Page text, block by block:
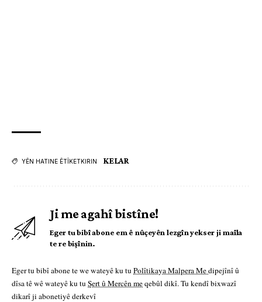
YÊN HATINE ÊTÎKETKIRIN KELAR
Ji me agahî bistîne!
Eger tu bibî abone em ê nûçeyên lezgîn yekser ji maîla
te re bişînin.
Eger tu bibî abone te we wateyê ku tu Polîtikaya Malpera Medipejînî û
dîsa tê wê wateyê ku tu Şert û Mercên meqebûl dikî. Tu kendî bixwazî
dikarî ji abonetiyê derkevî